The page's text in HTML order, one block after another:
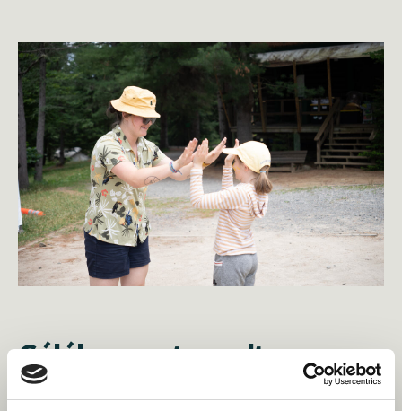
Célébrez votre culture avec
les autres